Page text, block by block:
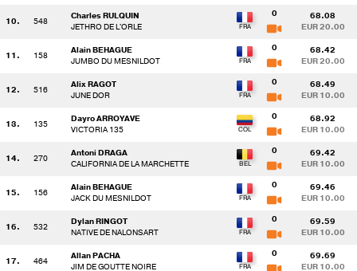
10. 548
Charles RULQUIN
JETHRO DE L'ORLE
0 68.08
EUR 20.00
11. 158
Alain BEHAGUE
JUMBO DU MESNILDOT
0 68.42
EUR 20.00
12. 516
Alix RAGOT
JUNE DOR
0 68.49
EUR 10.00
13. 135
Dayro ARROYAVE
VICTORIA 135
0 68.92
EUR 10.00
14. 270
Antoni DRAGA
CALIFORNIA DE LA MARCHETTE
0 69.42
EUR 10.00
15. 156
Alain BEHAGUE
JACK DU MESNILDOT
0 69.46
EUR 10.00
16. 532
Dylan RINGOT
NATIVE DE NALONSART
0 69.59
EUR 10.00
17. 464
Allan PACHA
JIM DE GOUTTE NOIRE
0 69.69
EUR 10.00